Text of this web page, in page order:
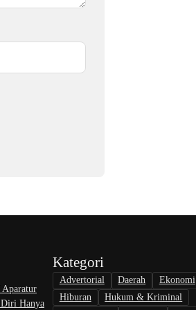
Diri Hanya
Kategori
Advertorial Daerah Ekonomi
Hiburan
Hukum & Kriminal